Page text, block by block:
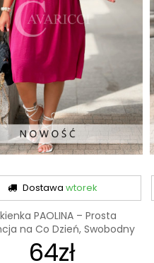
Dostawa wtorek
PAOLINA – Prosta
na Co Dzień, Swobodny
Krój i...
64zł